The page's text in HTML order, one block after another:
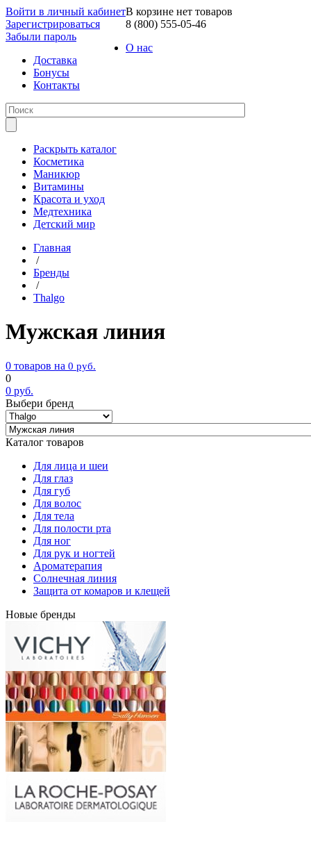
Войти в личный кабинет
Зарегистрироваться
Забыли пароль
В корзине нет товаров
8 (800) 555-05-46
О нас
Доставка
Бонусы
Контакты
Раскрыть каталог
Косметика
Маникюр
Витамины
Красота и уход
Медтехника
Детский мир
Главная
/
Бренды
/
Thalgo
Мужская линия
0 товаров на 0 руб.
0
0 руб.
Выбери бренд
Каталог товаров
Для лица и шеи
Для глаз
Для губ
Для волос
Для тела
Для полости рта
Для ног
Для рук и ногтей
Ароматерапия
Солнечная линия
Защита от комаров и клещей
Новые бренды